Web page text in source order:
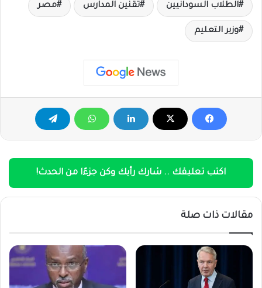
الطلاب السودانيين تقنين المدارس مصر
وزير التعليم
اكتب تعليقك .. شارك رأيك وكن جزءًا من الحدث!
مقالات ذات صلة